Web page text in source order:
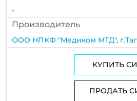
-
Производитель
ООО НПКФ "Медиком МТД",
КУПИТЬ СИ
ПРОДАТЬ